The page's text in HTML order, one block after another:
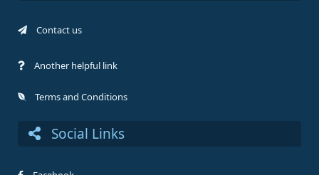
Contact us
Another helpful link
Terms and Conditions
Social Links